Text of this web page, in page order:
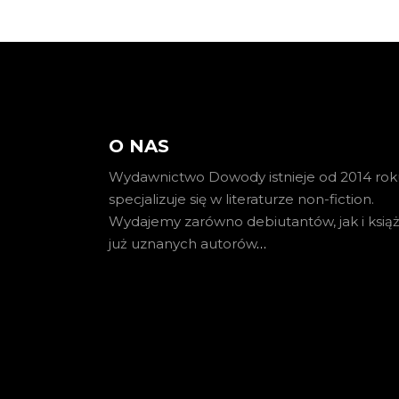
O NAS
Wydawnictwo Dowody istnieje od 2014
specjalizuje się w literaturze non-fiction.
Wydajemy zarówno debiutantów, jak i
już uznanych autorów…